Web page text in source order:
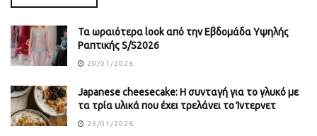
Τα ωραιότερα look από την Εβδομάδα Υψηλής
Ραπτικής S/S2026
29/01/2026
Japanese cheesecake: Η συνταγή για το γλυκό με
τα τρία υλικά που έχει τρελάνει το Ίντερνετ
23/01/2026